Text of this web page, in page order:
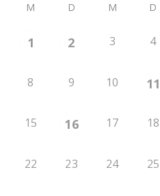
M D M D
1 2 3 4
8 9 10 11
15 16 17 18
22 23 24 25